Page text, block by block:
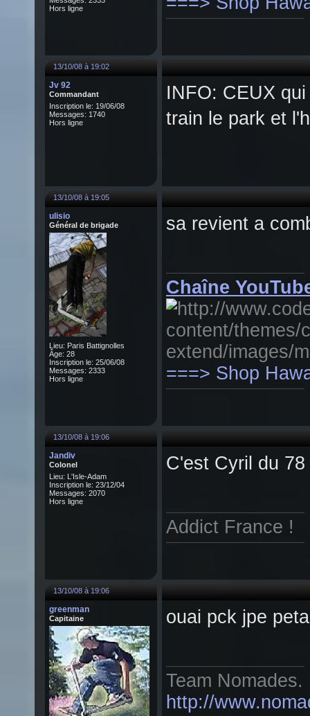
Hors ligne
13/10/08 à 19:02
Jv 92
Commandant
Inscription le: 19/06/08
Messages: 1740
Hors ligne
INFO: CEUX
train le park et
13/10/08 à 19:05
ulisio
Général de brigade
Lieu: Paris Battignolles
Âge: 28
Inscription le: 25/06/08
Messages: 2333
Hors ligne
sa revient a
Chaîne
===> Shop
13/10/08 à 19:06
Jandiv
Colonel
Lieu: L'Isle-Adam
Inscription le: 23/12/04
Messages: 2070
Hors ligne
C'est Cyril du
Addict France !
13/10/08 à 19:06
greenman
Capitaine ouai pck jpe
Team Nomades.
http://